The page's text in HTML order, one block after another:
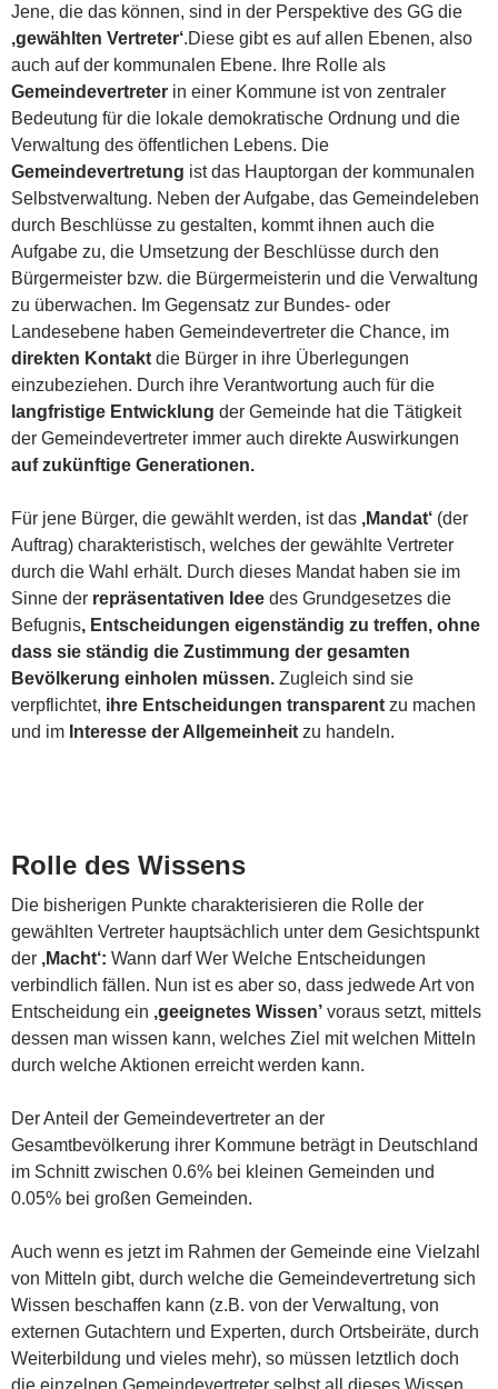
Jene, die das können, sind in der Perspektive des GG die
‚gewählten Vertreter‘.Diese gibt es auf allen Ebenen, also
auch auf der kommunalen Ebene. Ihre Rolle als
Gemeindevertreter in einer Kommune ist von zentraler
Bedeutung für die lokale demokratische Ordnung und die
Verwaltung des öffentlichen Lebens. Die
Gemeindevertretung ist das Hauptorgan der kommunalen
Selbstverwaltung. Neben der Aufgabe, das Gemeindeleben
durch Beschlüsse zu gestalten, kommt ihnen auch die
Aufgabe zu, die Umsetzung der Beschlüsse durch den
Bürgermeister bzw. die Bürgermeisterin und die Verwaltung
zu überwachen. Im Gegensatz zur Bundes- oder
Landesebene haben Gemeindevertreter die Chance, im
direkten Kontakt die Bürger in ihre Überlegungen
einzubeziehen. Durch ihre Verantwortung auch für die
langfristige Entwicklung der Gemeinde hat die Tätigkeit
der Gemeindevertreter immer auch direkte Auswirkungen
auf zukünftige Generationen.
Für jene Bürger, die gewählt werden, ist das ‚Mandat‘ (der
Auftrag) charakteristisch, welches der gewählte Vertreter
durch die Wahl erhält. Durch dieses Mandat haben sie im
Sinne der repräsentativen Idee des Grundgesetzes die
Befugnis, Entscheidungen eigenständig zu treffen, ohne
dass sie ständig die Zustimmung der gesamten
Bevölkerung einholen müssen. Zugleich sind sie
verpflichtet, ihre Entscheidungen transparent zu machen
und im Interesse der Allgemeinheit zu handeln.
Rolle des Wissens
Die bisherigen Punkte charakterisieren die Rolle der
gewählten Vertreter hauptsächlich unter dem Gesichtspunkt
der ‚Macht‘: Wann darf Wer Welche Entscheidungen
verbindlich fällen. Nun ist es aber so, dass jedwede Art von
Entscheidung ein ‚geeignetes Wissen’ voraus setzt, mittels
dessen man wissen kann, welches Ziel mit welchen Mitteln
durch welche Aktionen erreicht werden kann.
Der Anteil der Gemeindevertreter an der
Gesamtbevölkerung ihrer Kommune beträgt in Deutschland
im Schnitt zwischen 0.6% bei kleinen Gemeinden und
0.05% bei großen Gemeinden.
Auch wenn es jetzt im Rahmen der Gemeinde eine Vielzahl
von Mitteln gibt, durch welche die Gemeindevertretung sich
Wissen beschaffen kann (z.B. von der Verwaltung, von
externen Gutachtern und Experten, durch Ortsbeiräte, durch
Weiterbildung und vieles mehr), so müssen letztlich doch
die einzelnen Gemeindevertreter selbst all dieses Wissen